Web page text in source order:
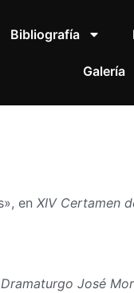
Bibliografía
Galería
en XIV Certamen
José